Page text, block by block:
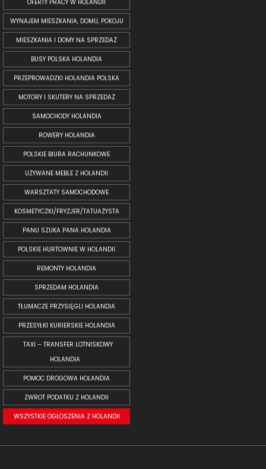
OFERTY PRACY W HOLANDII
WYNAJEM MIESZKANIA, DOMU, POKOJU
MIESZKANIA I DOMY NA SPRZEDAŻ
BUSY POLSKA HOLANDIA
PRZEPROWADZKI HOLANDIA POLSKA
MOTORY I SKUTERY NA SPRZEDAŻ
SAMOCHODY HOLANDIA
ROWERY HOLANDIA
POLSKIE BIURA RACHUNKOWE
UŻYWANE MEBLE Z HOLANDII
WARSZTATY SAMOCHODOWE
KOSMETYCZKI/FRYZJER/TATUAŻYSTA
PANU SZUKA PANA HOLANDIA
POLSKIE HURTOWNIE W HOLANDII
REMONTY HOLANDIA
SPRZEDAM HOLANDIA
TŁUMACZE PRZYSIĘGLI HOLANDIA
PRZESYŁKI KURIERSKIE HOLANDIA
TAXI – TRANSFER LOTNISKOWY
HOLANDIA
POMOC DROGOWA HOLANDIA
ZWROT PODATKU Z HOLANDII
WSZYSTKIE OGŁOSZENIA Z HOLANDII